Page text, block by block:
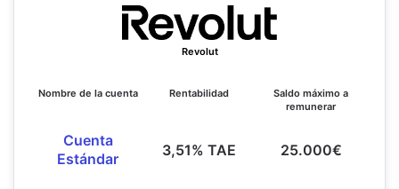
Revolut
Nombre de la cuenta
Cuenta
Estándar
Rentabilidad
3,51% TAE
Saldo máximo a
remunerar
25.000€